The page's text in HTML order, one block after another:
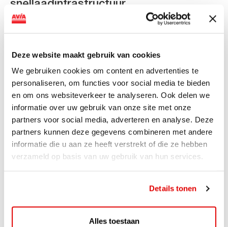
Deze website maakt gebruik van cookies
We gebruiken cookies om content en advertenties te
personaliseren, om functies voor social media te bieden
en om ons websiteverkeer te analyseren. Ook delen we
informatie over uw gebruik van onze site met onze
partners voor social media, adverteren en analyse. Deze
partners kunnen deze gegevens combineren met andere
informatie die u aan ze heeft verstrekt of die ze hebben
verzameld op basis van uw gebruik van hun services.
Details tonen
Alles toestaan
snellaadinfrastructuur
AVIA VOLT en Fletcher Hotels starten landelijke uitrol
Lees verder